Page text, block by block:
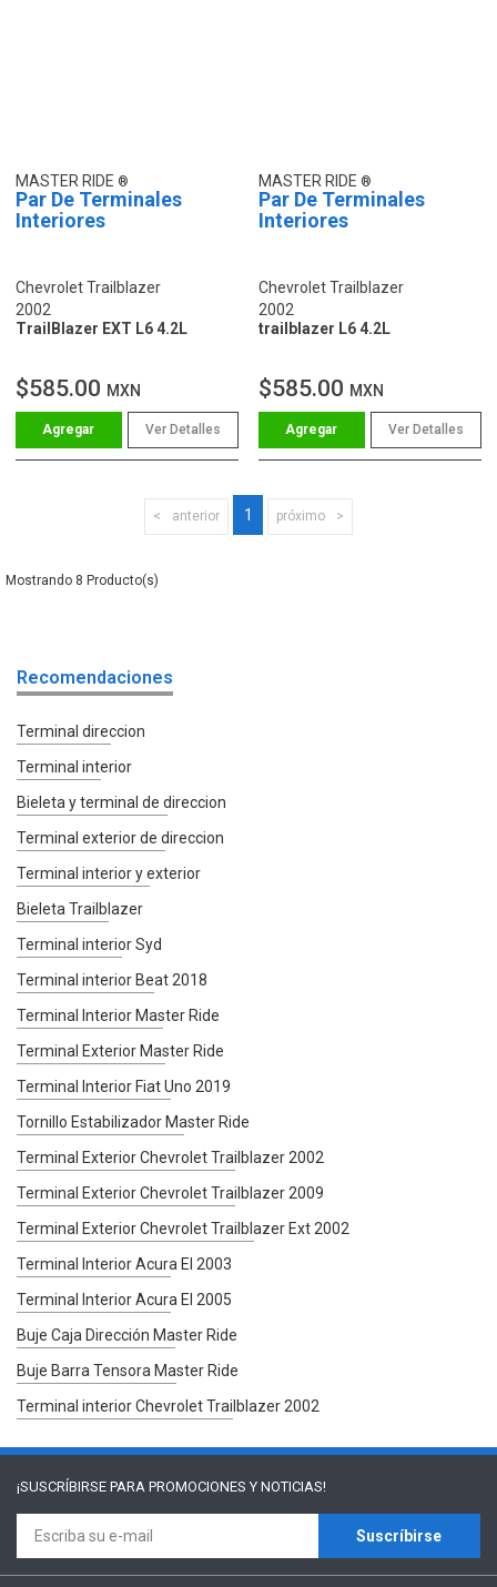
MASTER RIDE
Par De Terminales
Interiores
Chevrolet Trailblazer
2002
TrailBlazer EXT L6 4.2L
$585.00 MXN
Ver Detalles
MASTER RIDE
Par De Terminales
Interiores
Chevrolet Trailblazer
2002
trailblazer L6 4.2L
$585.00 MXN
Ver Detalles
anterior 1 próximo
8
Recomendaciones
Terminal direccion
Terminal interior
Bieleta y terminal de direccion
Terminal exterior de direccion
Terminal interior y exterior
Bieleta Trailblazer
Terminal interior Syd
Terminal interior Beat 2018
Terminal Interior Master Ride
Terminal Exterior Master Ride
Terminal Interior Fiat Uno 2019
Tornillo Estabilizador Master Ride
Terminal Exterior Chevrolet Trailblazer 2002
Terminal Exterior Chevrolet Trailblazer 2009
Terminal Exterior Chevrolet Trailblazer Ext 2002
Terminal Interior Acura El 2003
Terminal Interior Acura El 2005
Buje Caja Dirección Master Ride
Buje Barra Tensora Master Ride
Terminal interior Chevrolet Trailblazer 2002
¡SUSCRÍBIRSE PARA PROMOCIONES Y NOTICIAS!
Suscríbirse